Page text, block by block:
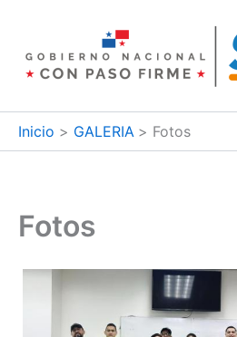
contenido
Inicio GALERIA Fotos
Fotos